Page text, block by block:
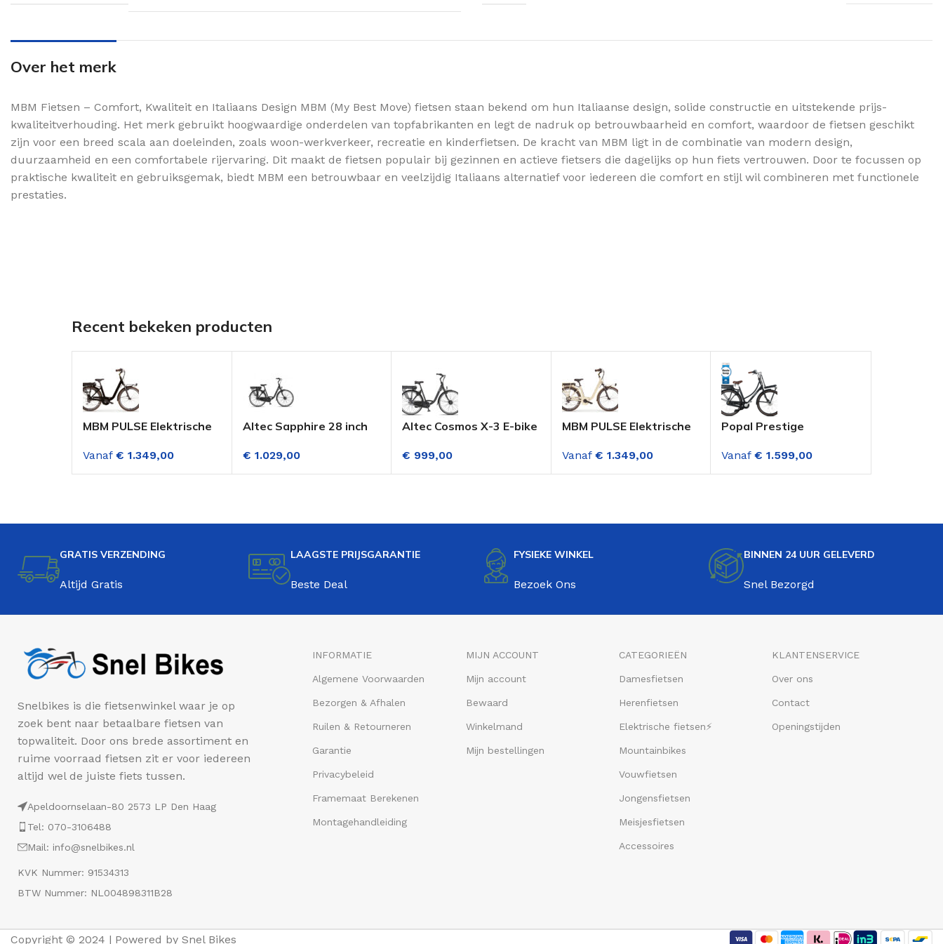
Over het merk
MBM Fietsen – Comfort, Kwaliteit en Italiaans Design MBM (My Best Move) fietsen staan bekend om hun Italiaanse design, solide constructie en uitstekende prijs-
kwaliteitverhouding. Het merk gebruikt hoogwaardige onderdelen van topfabrikanten en legt de nadruk op betrouwbaarheid en comfort, waardoor de fietsen geschikt
zijn voor een breed scala aan doeleinden, zoals woon-werkverkeer, recreatie en kinderfietsen. De kracht van MBM ligt in de combinatie van modern design,
duurzaamheid en een comfortabele rijervaring. Dit maakt de fietsen populair bij gezinnen en actieve fietsers die dagelijks op hun fiets vertrouwen. Door te focussen op
praktische kwaliteit en gebruiksgemak, biedt MBM een betrouwbaar en veelzijdig Italiaans alternatief voor iedereen die comfort en stijl wil combineren met functionele
prestaties.
Recent bekeken producten
MBM PULSE Elektrische
Zwart 7 Versnelling
Vanaf € 1.349,00
Altec Sapphire 28 inch
Versnellingen Mat
Zwart
€ 1.029,00
Altec Cosmos X-3 E-bike
Versnellingen
14AH518WH Mat Zwart
€ 999,00
MBM PULSE Elektrische
Creme 7 Versnelling
Vanaf € 1.349,00
Popal Prestige
Transportfiets Dame 7
Versnellingen Mat
Vanaf € 1.599,00
GRATIS VERZENDING
Altijd Gratis
LAAGSTE PRIJSGARANTIE
Beste Deal
FYSIEKE WINKEL
Bezoek Ons
BINNEN 24 UUR GELEVERD
Snel Bezorgd
Snelbikes is die fietsenwinkel waar je op
zoek bent naar betaalbare fietsen van
topwaliteit. Door ons brede assortiment en
ruime voorraad fietsen zit er voor iedereen
altijd wel de juiste fiets tussen.
Apeldoornselaan-80 2573 LP Den Haag
Tel: 070-3106488
Mail: info@snelbikes.nl
KVK Nummer: 91534313
BTW Nummer: NL004898311B28
INFORMATIE
Algemene Voorwaarden
Bezorgen & Afhalen
Ruilen & Retourneren
Garantie
Privacybeleid
Framemaat Berekenen
Montagehandleiding
MIJN ACCOUNT
Mijn account
Bewaard
Winkelmand
Mijn bestellingen
CATEGORIEËN
Damesfietsen
Herenfietsen
Elektrische fietsen⚡
Mountainbikes
Vouwfietsen
Jongensfietsen
Meisjesfietsen
Accessoires
KLANTENSERVICE
Over ons
Contact
Openingstijden
Copyright © 2024 | Powered by Snel Bikes